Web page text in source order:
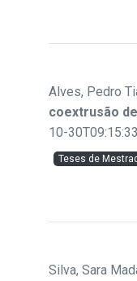
Alves, Pedro
coextrusão
10-
Teses de
Silva, Sara